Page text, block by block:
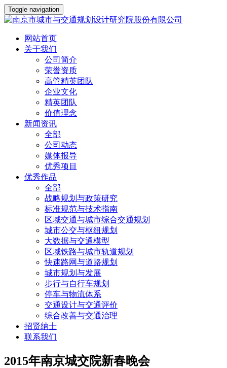
Toggle navigation
网站首页
关于我们
公司简介
荣誉资质
高管精英团队
企业文化
精英团队
价值理念
新闻资讯
全部
公司动态
媒体报导
优秀项目
优秀作品
全部
战略规划与政策研究
标准规范与技术指南
区域交通与城市综合交通规划
城市公交与枢纽规划
大数据与交通模型
区域铁路与城市轨道规划
快速路网与道路规划
城市规划与发展
步行与自行车规划
停车与物流体系
交通设计与交通评价
综合改善与交通治理
招贤纳士
联系我们
2015年南京城交院新春晚会